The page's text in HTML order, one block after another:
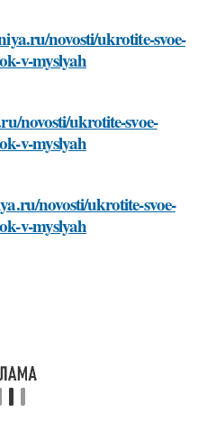
novosti/ukrotite-svoe-
v-myslyah
novosti/ukrotite-svoe-
v-myslyah
novosti/ukrotite-svoe-
v-myslyah